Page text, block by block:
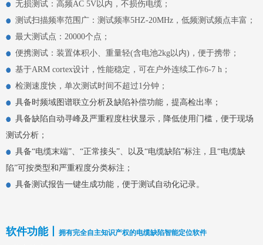
无损测试：高频AC 5V以内，不损伤电缆；
测试扫描频率范围广：测试频率5HZ-20MHz，低频测试频点丰富；
最大测试点：20000个点；
便携测试：装置体积小、重量轻(含电池2kg以内)，便于携带；
基于ARM cortex设计，性能稳定，可在户外连续工作6-7 h；
检测速度快，单次测试时间不超过1分钟；
​​​​​​​ 具备时频域图谱联立分析及缺陷补偿功能，提高检出率；
​​​​​​​ 具备缺陷自动寻峰及严重程度柱状显示，降低使用门槛，便于现场
测试分析；
​​​​​​​ 具备“电缆末端”、“正常接头”、以及“电缆缺陷”标注，且“电缆缺
陷”可按类型和严重程度分类标注；
​​​​​​​ 具备测试报告一键生成功能，便于测试自动化记录。
软件功能丨 拥有完全自主知识产权的电缆缺陷智能定位软件